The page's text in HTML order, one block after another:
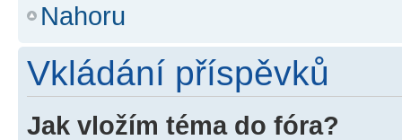
Nahoru
Vkládání příspěvků
Jak vložím téma do fóra?